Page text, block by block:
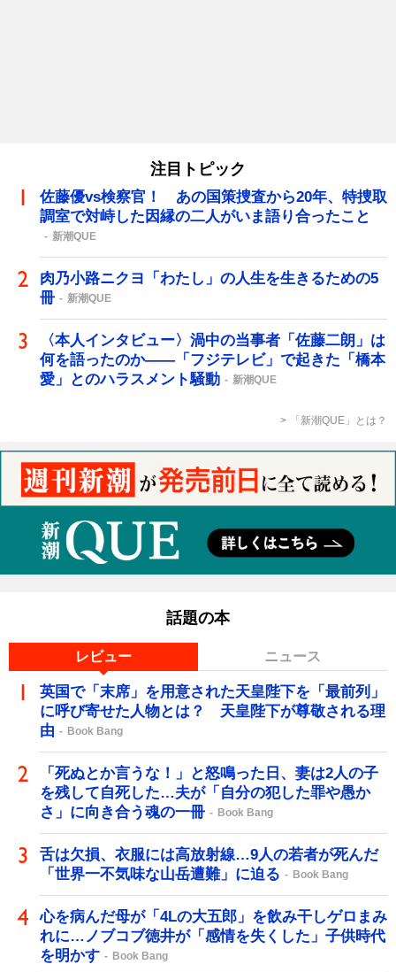
注目トピック
佐藤優vs検察官！ あの国策捜査から20年、特捜取
調室で対峙した因縁の二人がいま語り合ったこと
新潮QUE
肉乃小路ニクヨ「わたし」の人生を生きるための5
冊
新潮QUE
〈本人インタビュー〉渦中の当事者「佐藤二朗」は
何を語ったのか――「フジテレビ」で起きた「橋本
愛」とのハラスメント騒動
新潮QUE
「新潮QUE」とは？
話題の本
レビュー ニュース
英国で「末席」を用意された天皇陛下を「最前列」
に呼び寄せた人物とは？ 天皇陛下が尊敬される理
由
Book Bang
「死ぬとか言うな！」と怒鳴った日、妻は2人の子
を残して自死した…夫が「自分の犯した罪や愚か
さ」に向き合う魂の一冊
Book Bang
舌は欠損、衣服には高放射線…9人の若者が死んだ
「世界一不気味な山岳遭難」に迫る
Book Bang
心を病んだ母が「4Lの大五郎」を飲み干しゲロまみ
れに…ノブコブ徳井が「感情を失くした」子供時代
を明かす
Book Bang